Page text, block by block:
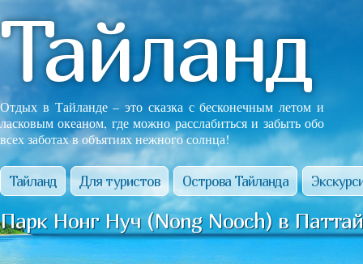
Тайланд
Отдых в Тайланде – это сказка с бесконечным летом и
ласковым океаном, где можно расслабиться и забыть обо
всех заботах в объятиях нежного солнца!
Тайланд Для туристов Острова Тайланда
Парк Нонг Нуч (Nong Nooch) в